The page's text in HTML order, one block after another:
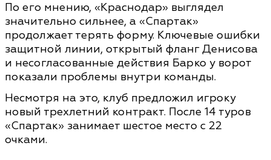
По его мнению, «Краснодар» выглядел
значительно сильнее, а «Спартак»
продолжает терять форму. Ключевые ошибки
защитной линии, открытый фланг Денисова
и несогласованные действия Барко у ворот
показали проблемы внутри команды.
Несмотря на это, клуб предложил игроку
новый трехлетний контракт. После 14 туров
«Спартак» занимает шестое место с 22
очками.